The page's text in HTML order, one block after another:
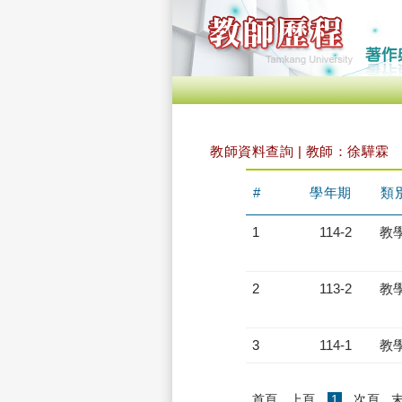
教師資料查詢 | 教師：徐驊霖
# 學年期 類
1 114-2 教
2 113-2 教
3 114-1 教
(current)